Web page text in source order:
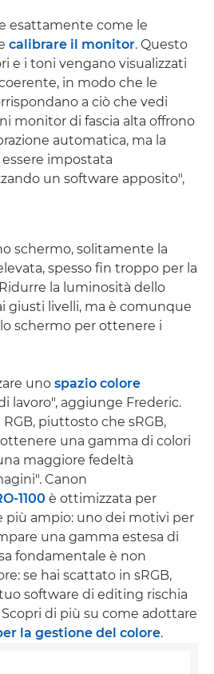
esattamente come le
calibrare il monitor. Questo
e i toni vengano visualizzati
in modo che le
a ciò che vedi
monitor di fascia alta offrono
automatica, ma la
impostata
un software apposito",
schermo, solitamente la
spesso fin troppo per la
la luminosità dello
giusti livelli, ma è comunque
schermo per ottenere i
uno spazio colore
lavoro", aggiunge Frederic.
piuttosto che sRGB,
una gamma di colori
maggiore fedeltà
Canon
1100 è ottimizzata per
più ampio: uno dei motivi per
una gamma estesa di
fondamentale è non
se hai scattato in sRGB,
software di editing rischia
di più su come adottare
la gestione del colore.